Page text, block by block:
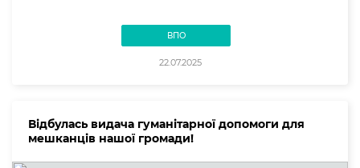
ВПО
22.07.2025
Відбулась видача гуманітарної допомоги для
мешканців нашої громади!